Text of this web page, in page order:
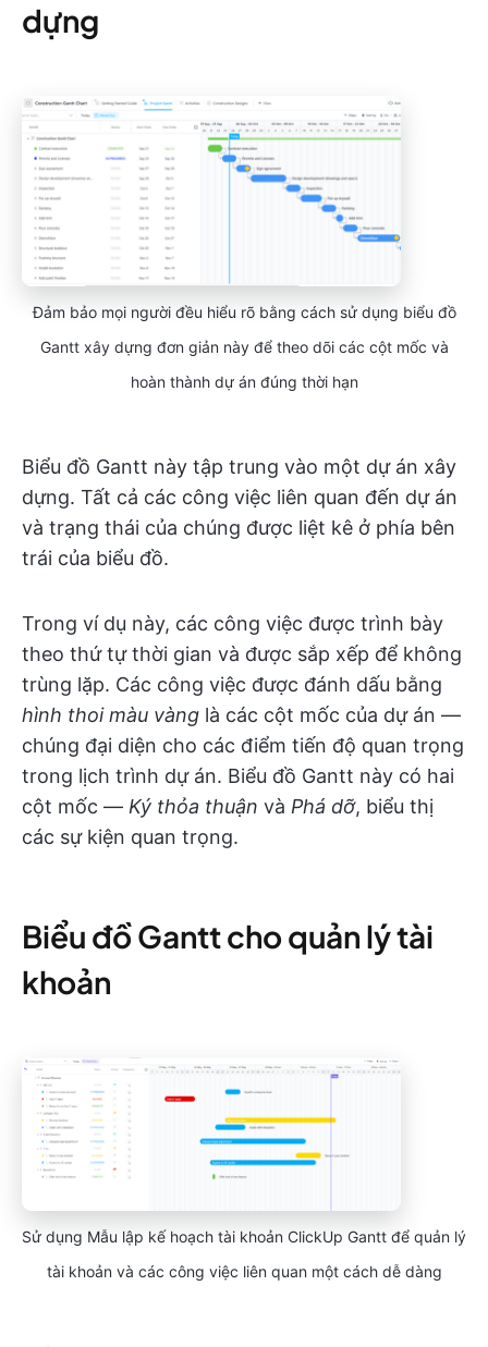
dựng
Đảm bảo mọi người đều hiểu rõ bằng cách sử dụng biểu đồ
Gantt xây dựng đơn giản này để theo dõi các cột mốc và
hoàn thành dự án đúng thời hạn
Biểu đồ Gantt này tập trung vào một dự án xây
dựng. Tất cả các công việc liên quan đến dự án
và trạng thái của chúng được liệt kê ở phía bên
trái của biểu đồ.
Trong ví dụ này, các công việc được trình bày
theo thứ tự thời gian và được sắp xếp để không
trùng lặp. Các công việc được đánh dấu bằng
hình thoi màu vàng là các cột mốc của dự án —
chúng đại diện cho các điểm tiến độ quan trọng
trong lịch trình dự án. Biểu đồ Gantt này có hai
cột mốc — Ký thỏa thuận và Phá dỡ, biểu thị
các sự kiện quan trọng.
Biểu đồ Gantt cho quản lý tài
khoản
Sử dụng Mẫu lập kế hoạch tài khoản ClickUp Gantt để quản lý
tài khoản và các công việc liên quan một cách dễ dàng